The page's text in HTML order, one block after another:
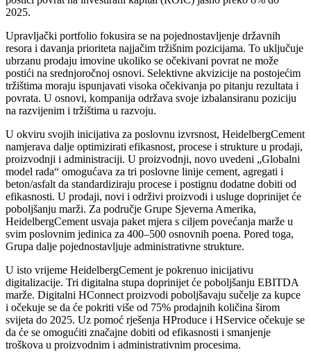
2025.
Upravljački portfolio fokusira se na pojednostavljenje državnih
resora i davanja prioriteta najjačim tržišnim pozicijama. To uključuje
ubrzanu prodaju imovine ukoliko se očekivani povrat ne može
postići na srednjoročnoj osnovi. Selektivne akvizicije na postojećim
tržištima moraju ispunjavati visoka očekivanja po pitanju rezultata i
povrata. U osnovi, kompanija održava svoje izbalansiranu poziciju
na razvijenim i tržištima u razvoju.
U okviru svojih inicijativa za poslovnu izvrsnost, HeidelbergCement
namjerava dalje optimizirati efikasnost, procese i strukture u prodaji,
proizvodnji i administraciji. U proizvodnji, novo uvedeni „Globalni
model rada“ omogućava za tri poslovne linije cement, agregati i
beton/asfalt da standardiziraju procese i postignu dodatne dobiti od
efikasnosti. U prodaji, novi i održivi proizvodi i usluge doprinijet će
poboljšanju marži. Za područje Grupe Sjeverna Amerika,
HeidelbergCement usvaja paket mjera s ciljem povećanja marže u
svim poslovnim jedinica za 400–500 osnovnih poena. Pored toga,
Grupa dalje pojednostavljuje administrativne strukture.
U isto vrijeme HeidelbergCement je pokrenuo inicijativu
digitalizacije. Tri digitalna stupa doprinijet će poboljšanju EBITDA
marže. Digitalni HConnect proizvodi poboljšavaju sučelje za kupce
i očekuje se da će pokriti više od 75% prodajnih količina širom
svijeta do 2025. Uz pomoć rješenja HProduce i HService očekuje se
da će se omogućiti značajne dobiti od efikasnosti i smanjenje
troškova u proizvodnim i administrativnim procesima.